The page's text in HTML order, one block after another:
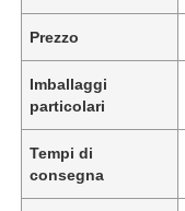
Prezzo
Imballaggi
particolari
Tempi di
consegna